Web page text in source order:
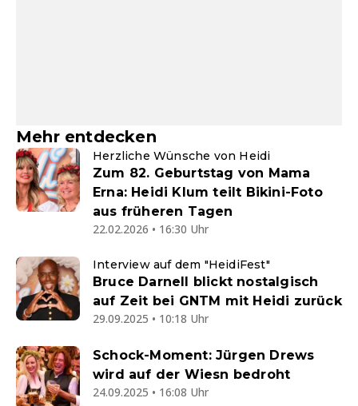
Mehr entdecken
Herzliche Wünsche von Heidi
Zum 82. Geburtstag von Mama
Erna: Heidi Klum teilt Bikini-Foto
aus früheren Tagen
22.02.2026 • 16:30 Uhr
Interview auf dem "HeidiFest"
Bruce Darnell blickt nostalgisch
auf Zeit bei GNTM mit Heidi zurück
29.09.2025 • 10:18 Uhr
Schock-Moment: Jürgen Drews
wird auf der Wiesn bedroht
24.09.2025 • 16:08 Uhr